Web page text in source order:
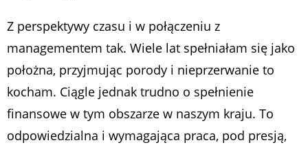
Z perspektywy czasu i w połączeniu z
managementem tak. Wiele lat spełniałam się jako
położna, przyjmując porody i nieprzerwanie to
kocham. Ciągle jednak trudno o spełnienie
finansowe w tym obszarze w naszym kraju. To
odpowiedzialna i wymagająca praca, pod presją,